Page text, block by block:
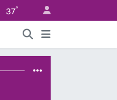
37°